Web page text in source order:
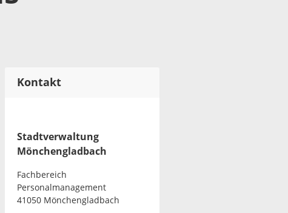
Kontakt
Stadtverwaltung
Mönchengladbach
Fachbereich
Personalmanagement
41050 Mönchengladbach